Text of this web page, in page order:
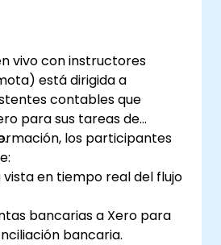
completar
vivo con instructores
está dirigida a
contables que
para sus tareas de
los participantes
en tiempo real del flujo
bancarias a Xero para
bancaria.